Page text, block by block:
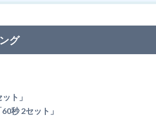
グ
ト」
秒 2セット」